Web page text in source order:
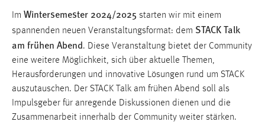
Im Wintersemester 2024/2025 starten wir mit einem
spannenden neuen Veranstaltungsformat: dem STACK Talk
am frühen Abend. Diese Veranstaltung bietet der Community
eine weitere Möglichkeit, sich über aktuelle Themen,
Herausforderungen und innovative Lösungen rund um STACK
auszutauschen. Der STACK Talk am frühen Abend soll als
Impulsgeber für anregende Diskussionen dienen und die
Zusammenarbeit innerhalb der Community weiter stärken.